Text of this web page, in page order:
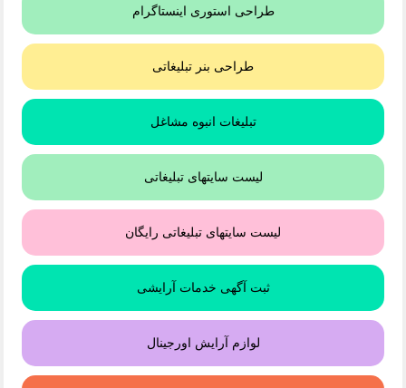
طراحی استوری اینستاگرام
طراحی بنر تبلیغاتی
تبلیغات انبوه مشاغل
لیست سایتهای تبلیغاتی
لیست سایتهای تبلیغاتی رایگان
ثبت آگهی خدمات آرایشی
لوازم آرایش اورجینال